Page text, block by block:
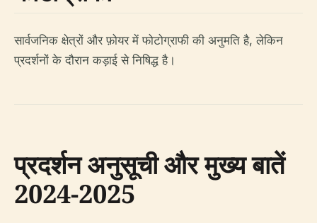
सार्वजनिक क्षेत्रों और फ़ोयर में फोटोग्राफी की अनुमति है, लेकिन
प्रदर्शनों के दौरान कड़ाई से निषिद्ध है।
प्रदर्शन अनुसूची और मुख्य बातें
2024-2025